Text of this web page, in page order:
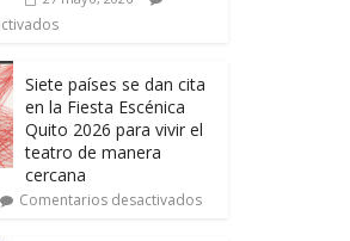
Siete países se dan cita
en la Fiesta Escénica
Quito 2026 para vivir el
teatro de manera
cercana
Comentarios desactivados